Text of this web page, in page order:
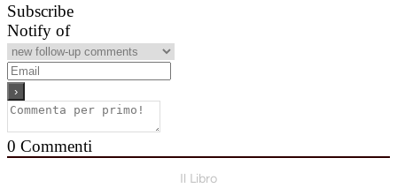
Subscribe
Notify of
0 Commenti
Il Libro